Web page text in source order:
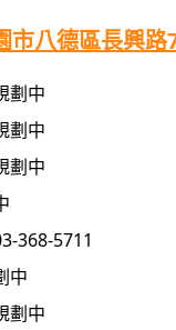
市八德區長興路
劃中
劃中
劃中
368-5711
中
劃中